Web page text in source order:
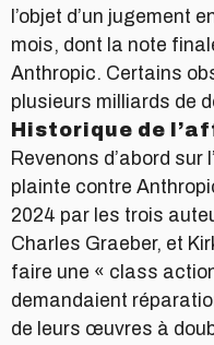
l’objet d’un jugement
mois, dont la note
Anthropic. Certains
plusieurs milliards de
Historique de
Revenons d’abord sur
plainte contre
2024 par les trois
Charles Graeber, et
faire une « class
demandaient
de leurs œuvres à